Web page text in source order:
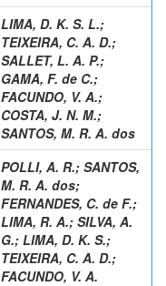
LIMA, D. K. S. L.;
TEIXEIRA, C. A. D.;
SALLET, L. A. P.;
GAMA, F. de C.;
FACUNDO, V. A.;
COSTA, J. N. M.;
SANTOS, M. R. A. dos
POLLI, A. R.; SANTOS,
M. R. A. dos;
FERNANDES, C. de F.;
LIMA, R. A.; SILVA, A.
G.; LIMA, D. K. S.;
TEIXEIRA, C. A. D.;
FACUNDO, V. A.